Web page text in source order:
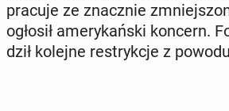
pracuje ze znacz­nie
ogłosił ame­ry­kań­ski koncern.
dził kolejne re­stryk­cje z